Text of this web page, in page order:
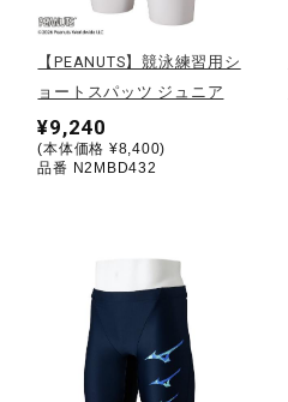
メディカル
コラボ／ライセンス
セール
その他
【PEANUTS】競泳練習用シ
ョートスパッツ ジュニア
¥9,240
(本体価格 ¥8,400)
品番 N2MBD432